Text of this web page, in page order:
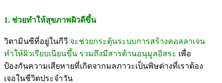
1. ช่วยทำให้สุขภาพผิวดีขึ้น
วิตามินซีที่อยู่ในกีวี จะช่วยกระตุ้นระบบการสร้างคอลลาเจน
ทำให้ผิวเรียบเนียนขึ้น รวมถึงมีสารต้านอนุมูลอิสระ เพื่อ
ป้องกันความเสียหายที่เกิดจากมลภาวะเป็นพิษต่างที่เราต้อง
เจอในชีวิตประจำวัน